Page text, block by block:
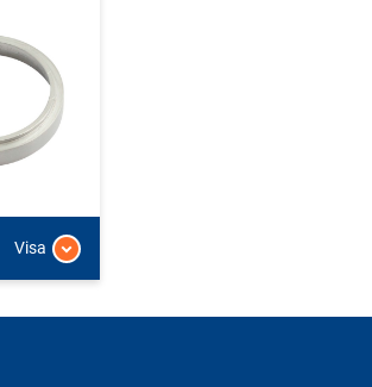
Visa